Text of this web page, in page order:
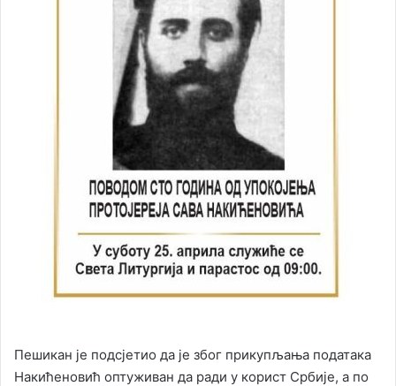
Пешикан је подсјетио да је због прикупљања података
Накићеновић оптуживан да ради у корист Србије, а по